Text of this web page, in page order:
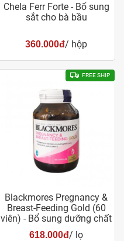
Chela Ferr Forte - Bổ sung
sắt cho bà bầu
360.000đ/ hộp
FREE SHIP
Blackmores Pregnancy &
Breast-Feeding Gold (60
viên) - Bổ sung dưỡng chất
cho bà bầu
618.000đ/ lọ